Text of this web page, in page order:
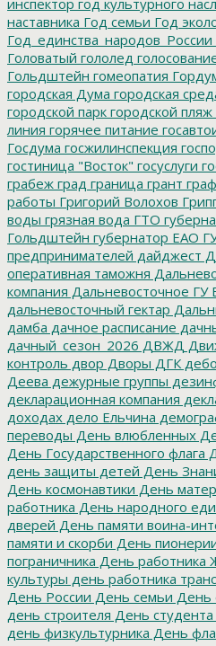
наставника Год семьи Год
Год_единства_народов_России
Головатый гололед
Гольдштейн гомеопатия
городская Дума городская
городской парк городской пляж
линия горячее питание
Госдума госжилинспекция
гостиница "Восток" госуслуги
грабеж град граница грант
работы Григорий Волохов
воды грязная вода ГТО
Гольдштейн губернатор ЕАО
предпринимателей дайджест
оперативная таможня
компания Дальневосточное ГУ
дальневосточный гектар
дамба дачное расписание
дачный_сезон_2026 ДВЖД
контроль двор Дворы ДГК
Деева дежурные группы
декларационная компания
доходах дело Ельчина
переводы День влюбленных
День Государственного флага
день защиты детей День
День космонавтики День
работника День народного
дверей День памяти воина-
памяти и скорби День
пограничника День работника
культуры день работника
День России День семьи День
день строителя День студента
день физкультурника День